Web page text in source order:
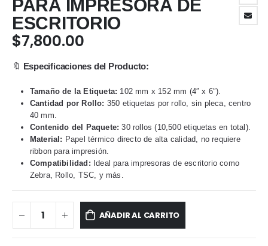
PARA IMPRESORA DE
ESCRITORIO
$7,800.00
🔖 Especificaciones del Producto:
Tamaño de la Etiqueta: 102 mm x 152 mm (4″ x 6″).
Cantidad por Rollo: 350 etiquetas por rollo, sin pleca, centro
40 mm.
Contenido del Paquete: 30 rollos (10,500 etiquetas en total).
Material: Papel térmico directo de alta calidad, no requiere
ribbon para impresión.
Compatibilidad: Ideal para impresoras de escritorio como
Zebra, Rollo, TSC, y más.
AÑADIR AL CARRITO